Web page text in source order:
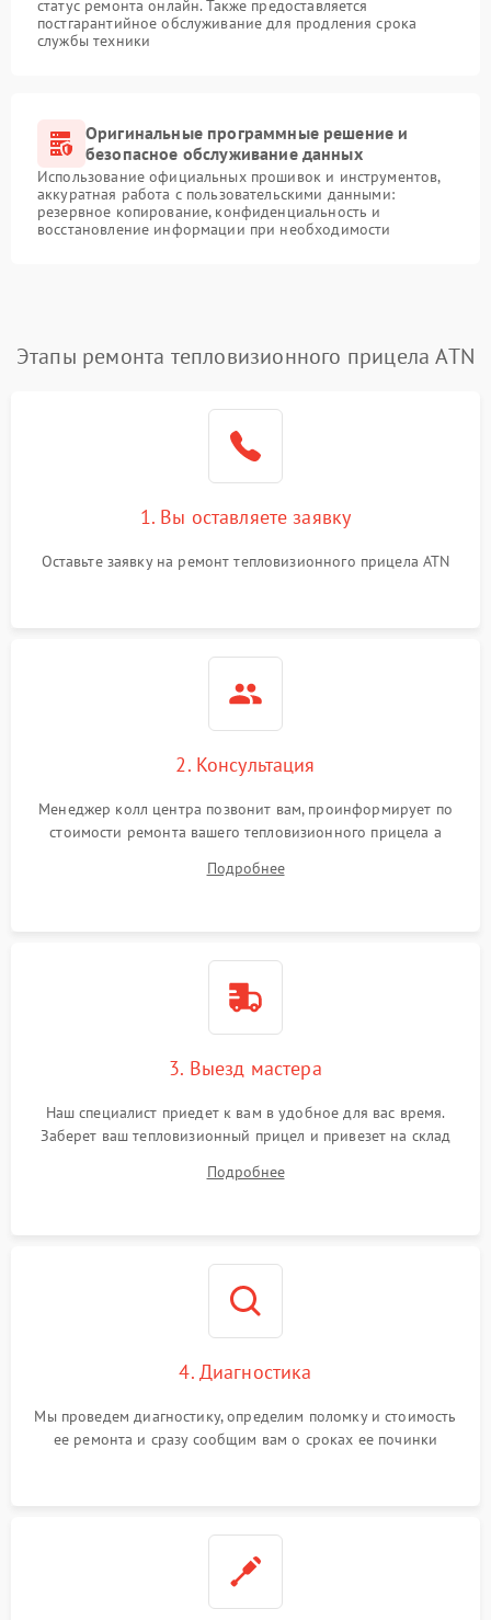
статус ремонта онлайн. Также предоставляется
постгарантийное обслуживание для продления срока
службы техники
Оригинальные программные решение и
безопасное обслуживание данных
Использование официальных прошивок и инструментов,
аккуратная работа с пользовательскими данными:
резервное копирование, конфиденциальность и
восстановление информации при необходимости
Этапы ремонта тепловизионного прицела ATN
1. Вы оставляете заявку
Оставьте заявку на ремонт тепловизионного прицела ATN
2. Консультация
Менеджер колл центра позвонит вам, проинформирует по
стоимости ремонта вашего тепловизионного прицела а
Подробнее
3. Выезд мастера
Наш специалист приедет к вам в удобное для вас время.
Заберет ваш тепловизионный прицел и привезет на склад
Подробнее
4. Диагностика
Мы проведем диагностику, определим поломку и стоимость
ее ремонта и сразу сообщим вам о сроках ее починки